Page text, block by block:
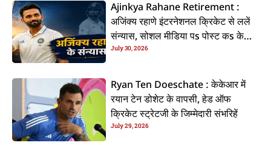
Ajinkya Rahane Retirement :
अजिंक्य रहाणे इंटरनेशनल क्रिकेट से ललें
संन्यास, सोशल मीडिया पs पोस्ट कs के
कइलें एलान
July 30, 2026
Ryan Ten Doeschate : केकेआर में
रयान टेन डोशेट के वापसी, हेड ऑफ
क्रिकेट स्ट्रेटजी के जिम्मेदारी संभरिहें
July 29, 2026